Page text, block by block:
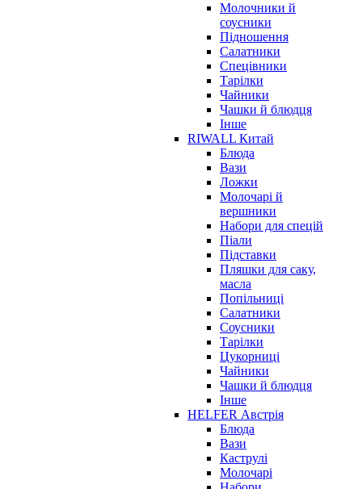
Молочники й
соусники
Підношення
Салатники
Спецівники
Тарілки
Чайники
Чашки й блюдця
Інше
RIWALL Китай
Блюда
Вази
Ложки
Молочарі й
вершники
Набори для спецій
Піали
Підставки
Пляшки для саку,
масла
Попільниці
Салатники
Соусники
Тарілки
Цукорниці
Чайники
Чашки й блюдця
Інше
HELFER Австрія
Блюда
Вази
Каструлі
Молочарі